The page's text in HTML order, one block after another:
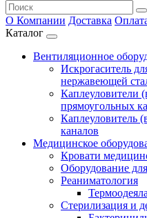
О Компании Доставка
Каталог
Вентиляционное
Искрогаситель
нержавеющей
Каплеуловители
прямоугольных
Каплеуловитель
каналов
Медицинское
Кровати
Оборудование
Реаниматология
Стерилизация и